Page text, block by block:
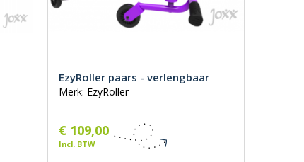
EzyRoller paars - verlengbaar
Merk: EzyRoller
€ 109,00
Incl. BTW